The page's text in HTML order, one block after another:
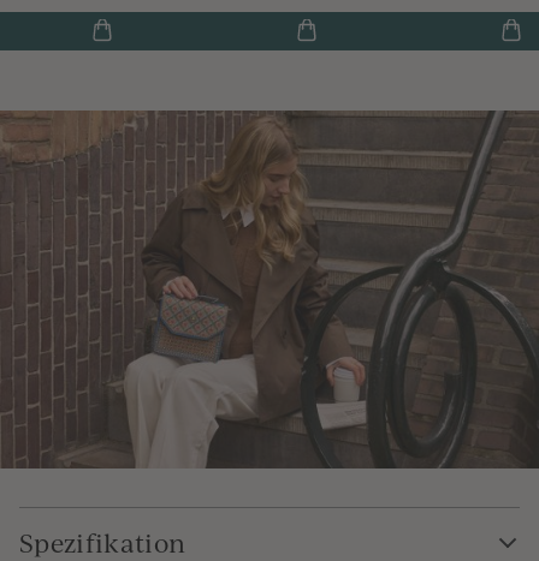
Spezifikation